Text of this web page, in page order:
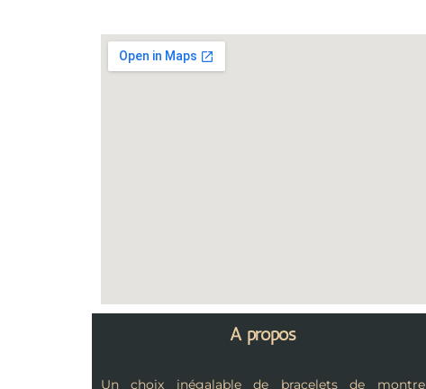
A propos
Un choix inégalable de bracelets de montre